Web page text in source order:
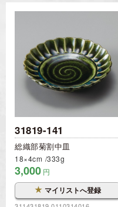
31819-141
総織部菊割中皿
18×4cm 333g
3,000 円
★ マイリストへ登録